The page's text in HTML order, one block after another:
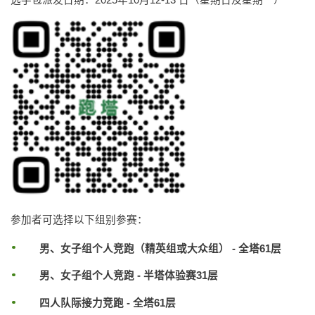
参加者可选择以下组别参赛：
男、女子组个人竞跑（精英组或大众组） - 全塔61层
男、女子组个人竞跑 - 半塔体验赛31层
四人队际接力竞跑 - 全塔61层